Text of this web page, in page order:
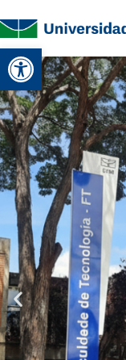
Abrir a